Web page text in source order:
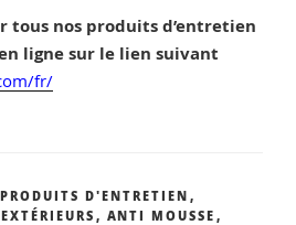
tous nos produits d’entretien
ligne sur le lien suivant
fr/
D'ENTRETIEN,
, ANTI MOUSSE ,